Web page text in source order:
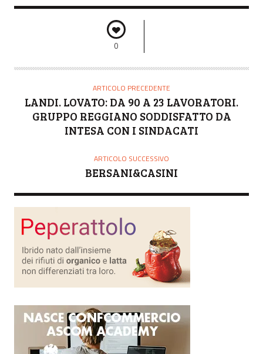
0
ARTICOLO PRECEDENTE
LANDI. LOVATO: DA 90 A 23 LAVORATORI.
GRUPPO REGGIANO SODDISFATTO DA
INTESA CON I SINDACATI
ARTICOLO SUCCESSIVO
BERSANI&CASINI